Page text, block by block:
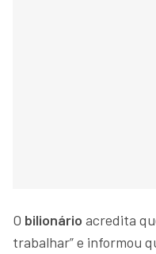
O bilionário acredita
trabalhar” e informou